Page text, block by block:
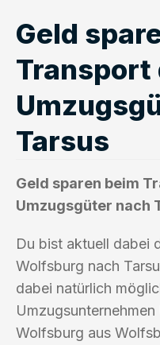
Geld
Transport
Tarsus
Geld sparen beim
Umzugsgüter nach
Du bist aktuell dabei
Wolfsburg nach
dabei natürlich
Wolfsburg aus